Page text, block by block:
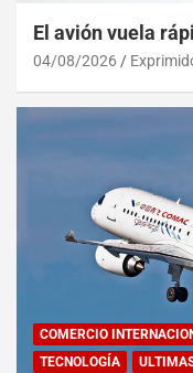
El avión vuela
04/08/2026
COMERCIO
TECNOLOGÍA